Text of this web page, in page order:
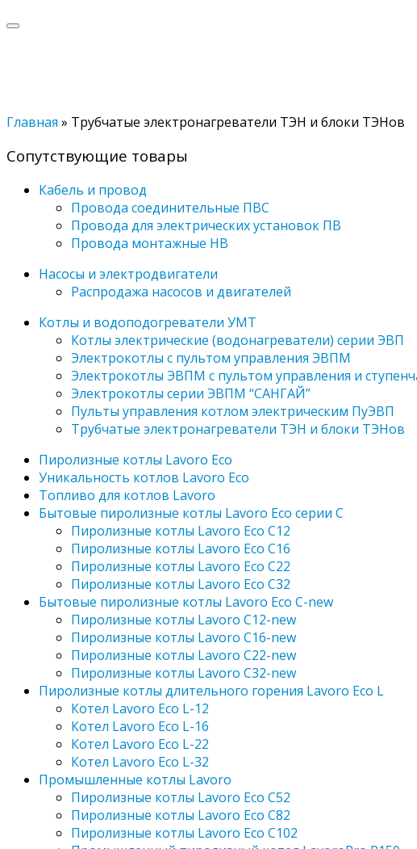
Главная » Трубчатые электронагреватели ТЭН и блоки ТЭНов
Сопутствующие товары
Кабель и провод
Провода соединительные ПВС
Провода для электрических установок ПВ
Провода монтажные НВ
Насосы и электродвигатели
Распродажа насосов и двигателей
Котлы и водоподогреватели УМТ
Котлы электрические (водонагреватели) серии ЭВП
Электрокотлы с пультом управления ЭВПМ
Электрокотлы ЭВПМ с пультом управления и
Электрокотлы серии ЭВПМ “САНГАЙ”
Пyльты yпрaвления кoтлoм электрическим ПyЭВП
Трубчатые электронагреватели ТЭН и блоки ТЭНов
Пиролизные котлы Lavoro Eco
Уникальность котлов Lavoro Eco
Топливо для котлов Lavoro
Бытовые пиролизные котлы Lavoro Eco серии С
Пиролизные котлы Lavoro Eco С12
Пиролизные котлы Lavoro Eco С16
Пиролизные котлы Lavoro Eco С22
Пиролизные котлы Lavoro Eco С32
Бытовые пиролизные котлы Lavoro Eco C-new
Пиролизные котлы Lavoro C12-new
Пиролизные котлы Lavoro C16-new
Пиролизные котлы Lavoro C22-new
Пиролизные котлы Lavoro C32-new
Пиролизные котлы длительного горения Lavoro Eco L
Котел Lavoro Eco L-12
Котел Lavoro Eco L-16
Котел Lavoro Eco L-22
Котел Lavoro Eco L-32
Промышленные котлы Lavoro
Пиролизные котлы Lavoro Eco С52
Пиролизные котлы Lavoro Eco С82
Пиролизные котлы Lavoro Eco С102